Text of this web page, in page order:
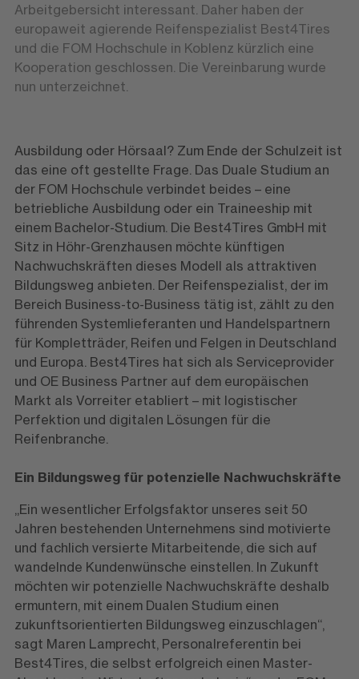
Arbeitgebersicht interessant. Daher haben der
europaweit agierende Reifenspezialist Best4Tires
und die FOM Hochschule in Koblenz kürzlich eine
Kooperation geschlossen. Die Vereinbarung wurde
nun unterzeichnet.
Ausbildung oder Hörsaal? Zum Ende der Schulzeit ist
das eine oft gestellte Frage. Das Duale Studium an
der FOM Hochschule verbindet beides – eine
betriebliche Ausbildung oder ein Traineeship mit
einem Bachelor-Studium. Die Best4Tires GmbH mit
Sitz in Höhr-Grenzhausen möchte künftigen
Nachwuchskräften dieses Modell als attraktiven
Bildungsweg anbieten. Der Reifenspezialist, der im
Bereich Business-to-Business tätig ist, zählt zu den
führenden Systemlieferanten und Handelspartnern
für Kompletträder, Reifen und Felgen in Deutschland
und Europa. Best4Tires hat sich als Serviceprovider
und OE Business Partner auf dem europäischen
Markt als Vorreiter etabliert – mit logistischer
Perfektion und digitalen Lösungen für die
Reifenbranche.
Ein Bildungsweg für potenzielle Nachwuchskräfte
„Ein wesentlicher Erfolgsfaktor unseres seit 50
Jahren bestehenden Unternehmens sind motivierte
und fachlich versierte Mitarbeitende, die sich auf
wandelnde Kundenwünsche einstellen. In Zukunft
möchten wir potenzielle Nachwuchskräfte deshalb
ermuntern, mit einem Dualen Studium einen
zukunftsorientierten Bildungsweg einzuschlagen“,
sagt Maren Lamprecht, Personalreferentin bei
Best4Tires, die selbst erfolgreich einen Master-